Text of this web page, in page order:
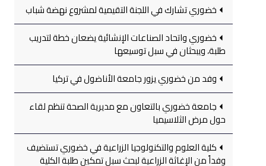
خضوري تشارك في اللجنة التقيمية لمشروع نهضة شباب
خضوري واتحاد الصناعات الإنشائية يضعان خطة لتدريب
طلبة، ويبحثان في سبل توسيعها
وفد من خضوري يزور جامعة الأناضول في تركيا
جامعة خضوري بالتعاون مع مديرية الصحة تنظم لقاء
حول مرض الثلاسيميا
كلية العلوم والتكنولوجيا الزراعية في خضوري تستضيف
وفداً من الإغاثة الزراعية لبحث سبل تمكين طلبة الكلية